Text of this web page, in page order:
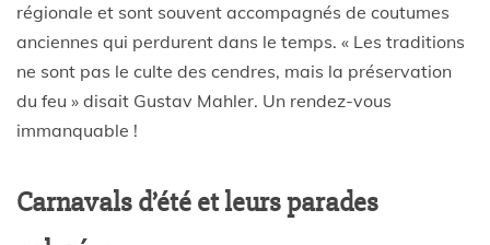
régionale et sont souvent accompagnés de coutumes
anciennes qui perdurent dans le temps. « Les traditions
ne sont pas le culte des cendres, mais la préservation
du feu » disait Gustav Mahler. Un rendez-vous
immanquable !
Carnavals d’été et leurs parades